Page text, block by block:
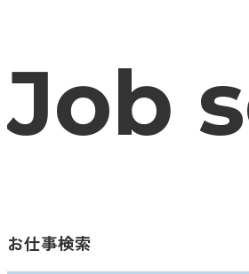
Job
お仕事検索